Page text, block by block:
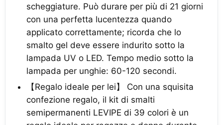
scheggiature. Può durare per più di 21 giorni
con una perfetta lucentezza quando
applicato correttamente; ricorda che lo
smalto gel deve essere indurito sotto la
lampada UV o LED. Tempo medio sotto la
lampada per unghie: 60-120 secondi.
【Regalo ideale per lei】 Con una squisita
confezione regalo, il kit di smalti
semipermanenti LEVIPE di 39 colori è un